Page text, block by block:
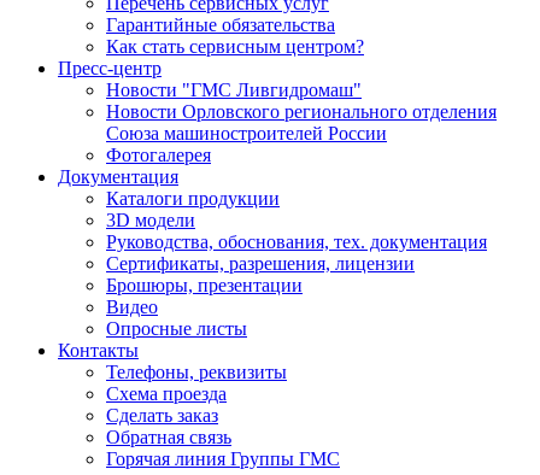
Гарантийные обязательства
Как стать сервисным центром?
Пресс-центр
Новости "ГМС Ливгидромаш"
Новости Орловского регионального отделения
Союза машиностроителей России
Фотогалерея
Документация
Каталоги продукции
3D модели
Руководства, обоснования, тех. документация
Сертификаты, разрешения, лицензии
Брошюры, презентации
Видео
Опросные листы
Контакты
Телефоны, реквизиты
Схема проезда
Сделать заказ
Обратная связь
Горячая линия Группы ГМС